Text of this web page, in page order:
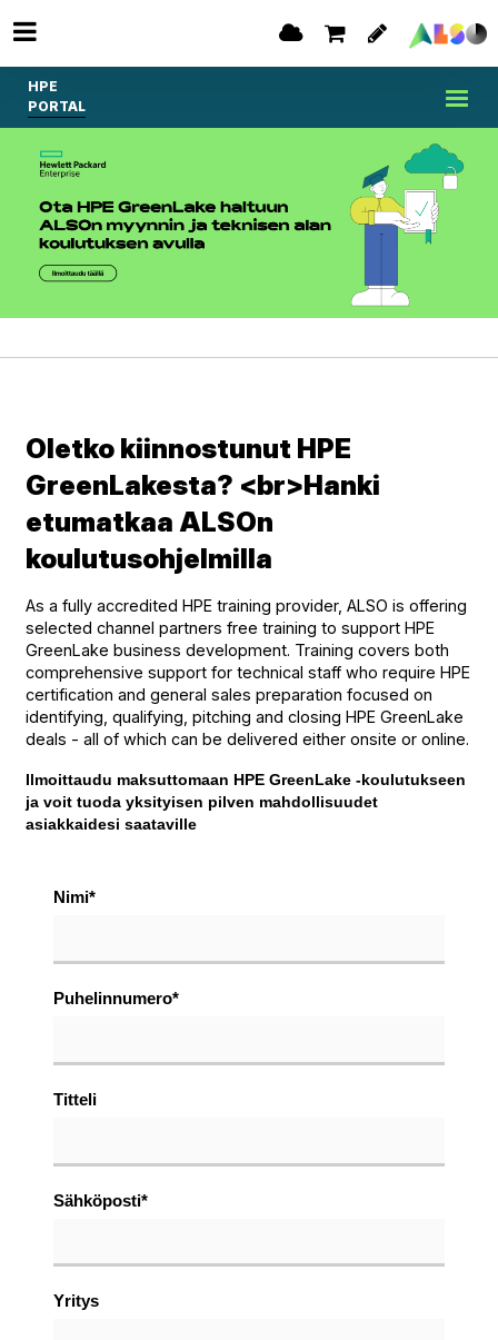
HPE
PORTAL
Oletko kiinnostunut HPE
GreenLakesta? <br>Hanki
etumatkaa ALSOn
koulutusohjelmilla
As a fully accredited HPE training provider, ALSO is offering
selected channel partners free training to support HPE
GreenLake business development. Training covers both
comprehensive support for technical staff who require HPE
certification and general sales preparation focused on
identifying, qualifying, pitching and closing HPE GreenLake
deals - all of which can be delivered either onsite or online.
Ilmoittaudu maksuttomaan HPE GreenLake -koulutukseen
ja voit tuoda yksityisen pilven mahdollisuudet
asiakkaidesi saataville
Nimi*
Puhelinnumero*
Titteli
Sähköposti*
Yritys